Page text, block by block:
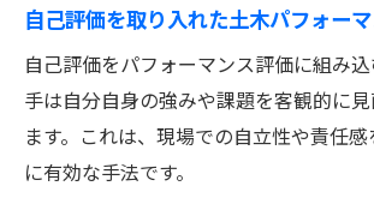
自己評価を取り入れた土木パフォー
自己評価をパフォーマンス評価に組み
手は自分自身の強みや課題を客観的に
ます。これは、現場での自立性や責任
に有効な手法です。